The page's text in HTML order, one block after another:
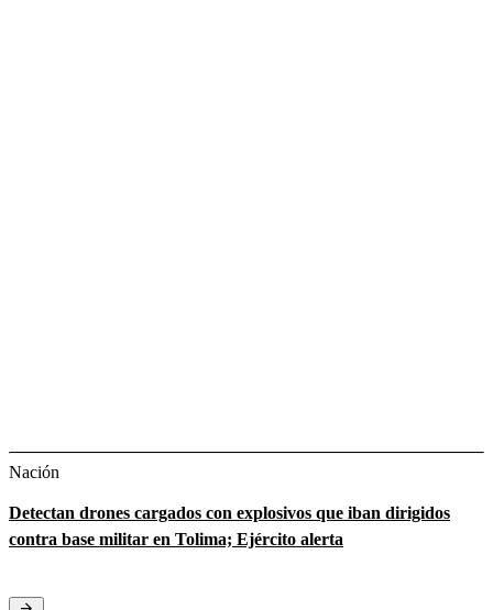
Nación
Detectan drones cargados con explosivos que iban dirigidos
contra base militar en Tolima; Ejército alerta